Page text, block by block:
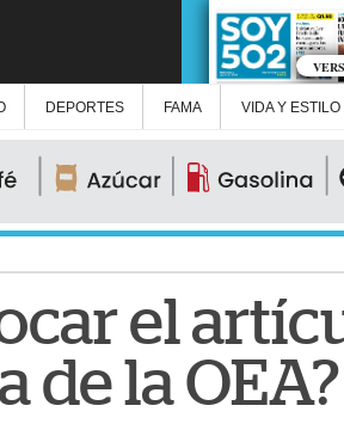
DEPORTES FAMA VIDA Y ESTILO
el
de la OEA?